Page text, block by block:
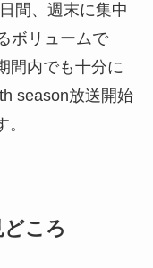
間、週末に集中
ボリュームで
間内でも十分に
season放送開始
ころ